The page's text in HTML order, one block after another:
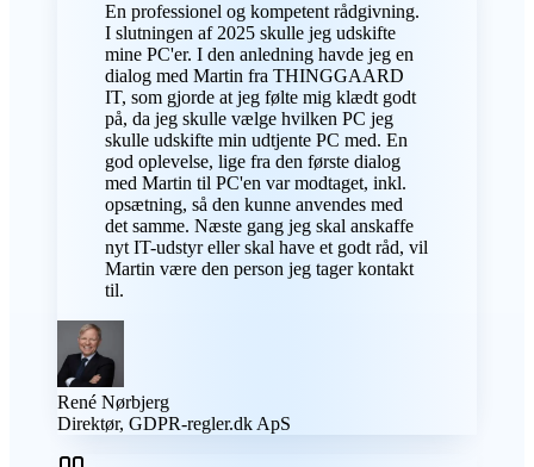
En professionel og kompetent rådgivning.
I slutningen af 2025 skulle jeg udskifte
mine PC'er. I den anledning havde jeg en
dialog med Martin fra THINGGAARD
IT, som gjorde at jeg følte mig klædt godt
på, da jeg skulle vælge hvilken PC jeg
skulle udskifte min udtjente PC med. En
god oplevelse, lige fra den første dialog
med Martin til PC'en var modtaget, inkl.
opsætning, så den kunne anvendes med
det samme. Næste gang jeg skal anskaffe
nyt IT-udstyr eller skal have et godt råd, vil
Martin være den person jeg tager kontakt
til.
René Nørbjerg
Direktør, GDPR-regler.dk ApS